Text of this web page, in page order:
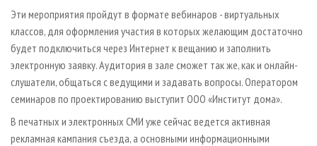
Эти мероприятия пройдут в формате вебинаров - виртуальных
классов, для оформления участия в которых желающим достаточно
будет подключиться через Интернет к вещанию и заполнить
электронную заявку. Аудитория в зале сможет так же, как и онлайн­
слушатели, общаться с ведущими и задавать вопросы. Оператором
семинаров по проектированию выступит ООО «Институт дома».
В печатных и электронных СМИ уже сейчас ведется активная
рекламная кампания съезда, а основными информационными